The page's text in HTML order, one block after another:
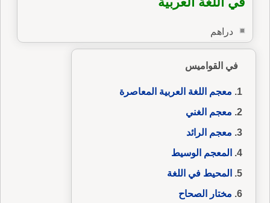
دراهم
في القواميس
معجم اللغة العربية المعاصرة
معجم الغني
معجم الرائد
المعجم الوسيط
المحيط في اللغة
مختار الصحاح